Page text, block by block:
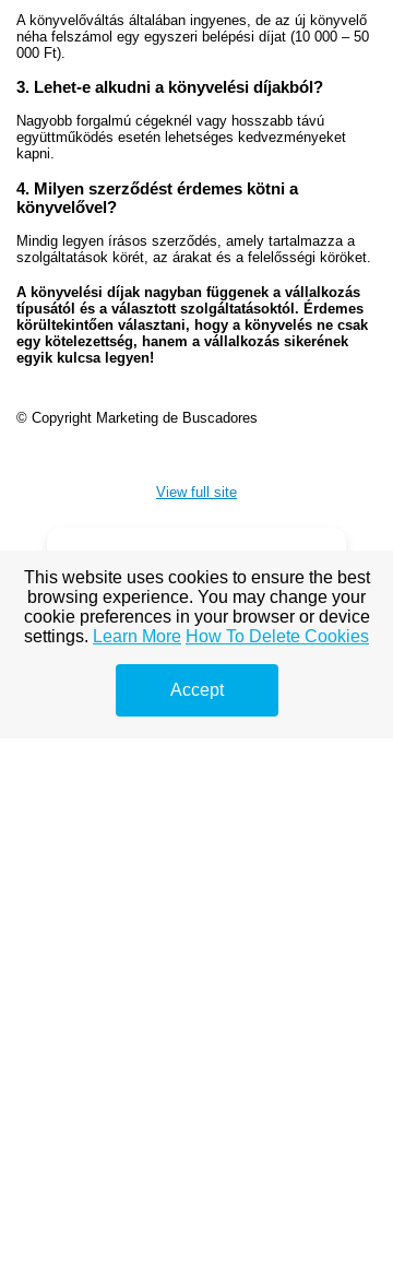
A könyvelőváltás általában ingyenes, de az új könyvelő
néha felszámol egy egyszeri belépési díjat (10 000 – 50
000 Ft).
3. Lehet-e alkudni a könyvelési díjakból?
Nagyobb forgalmú cégeknél vagy hosszabb távú
együttműködés esetén lehetséges kedvezményeket
kapni.
4. Milyen szerződést érdemes kötni a
könyvelővel?
Mindig legyen írásos szerződés, amely tartalmazza a
szolgáltatások körét, az árakat és a felelősségi köröket.
A könyvelési díjak nagyban függenek a vállalkozás
típusától és a választott szolgáltatásoktól. Érdemes
körültekintően választani, hogy a könyvelés ne csak
egy kötelezettség, hanem a vállalkozás sikerének
egyik kulcsa legyen!
© Copyright Marketing de Buscadores
View full site
Premium Link-
Building
Services
Explore premium link-building
options to boost your online
This website uses cookies to ensure the best
browsing experience. You may change your
cookie preferences in your browser or device
settings. Learn More How To Delete Cookies
Accept